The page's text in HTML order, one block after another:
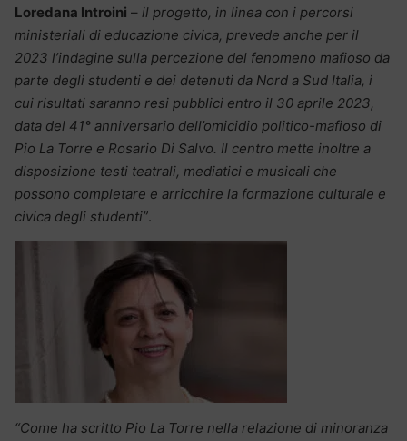
Loredana Introini – il progetto, in linea con i percorsi
ministeriali di educazione civica, prevede anche per il
2023 l’indagine sulla percezione del fenomeno mafioso da
parte degli studenti e dei detenuti da Nord a Sud Italia, i
cui risultati saranno resi pubblici entro il 30 aprile 2023,
data del 41° anniversario dell’omicidio politico-mafioso di
Pio La Torre e Rosario Di Salvo. Il centro mette inoltre a
disposizione testi teatrali, mediatici e musicali che
possono completare e arricchire la formazione culturale e
civica degli studenti”.
“Come ha scritto Pio La Torre nella relazione di minoranza